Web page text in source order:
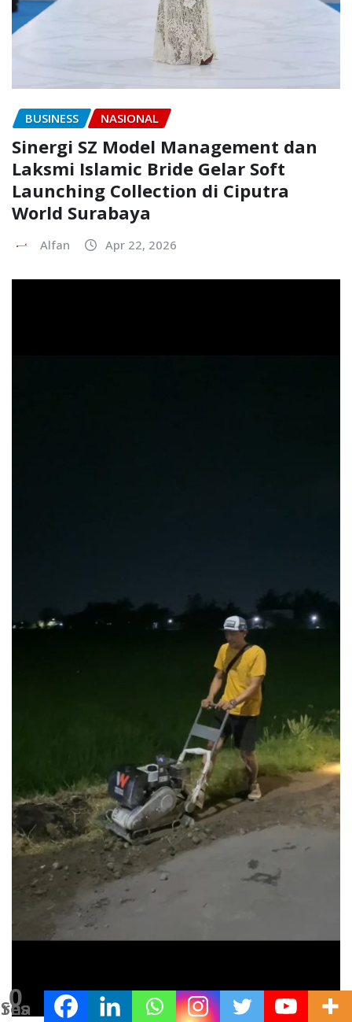
0
Shares
BUSINESS NASIONAL
Sinergi SZ Model Management dan
Laksmi Islamic Bride Gelar Soft
Launching Collection di Ciputra
World Surabaya
Alfan Apr 22, 2026